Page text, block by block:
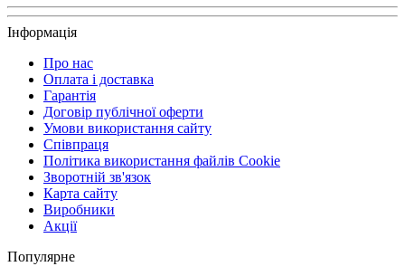
Інформація
Про нас
Оплата і доставка
Гарантія
Договір публічної оферти
Умови використання сайту
Співпраця
Політика використання файлів Cookie
Зворотній зв'язок
Карта сайту
Виробники
Акції
Популярне